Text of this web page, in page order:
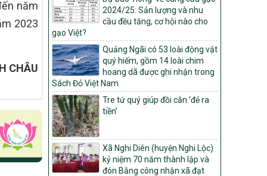
năm
2023
CHÂU
Môi trường
Quyết định số: 26/2026/QĐ-TTg
Quyết định ban hành Bộ tiêu chí và quy
trình đánh giá, phân hạng sản phẩm Mỗi
xã một sản phẩm
số: 19/2026/QĐ-TTg
Quy định điều kiện, trình tự, thủ tục, hồ sơ
xét, công nhận, công bố và thu hồi quyết
định công nhận xã đạt chuẩn nông thôn
mới, xã đạt nông thôn mới hiện đại và
tỉnh, thành phố hoàn thành nhiệm vụ xây
dựng nông thôn mới giai đoạn 2026 –
2030
2024/25: Sản lượng và nhu
cầu đều tăng, cơ hội nào cho
gạo Việt?
Quảng Ngãi có 53 loài động vật
quý hiếm, gồm 14 loài chim
hoang dã được ghi nhận trong
Sách Đỏ Việt Nam
Tre tứ quý giúp đồi cằn ‘đẻ ra
tiền’
Xã Nghi Diên (huyện Nghi Lộc)
kỷ niệm 70 năm thành lập và
đón Bằng công nhận xã đạt